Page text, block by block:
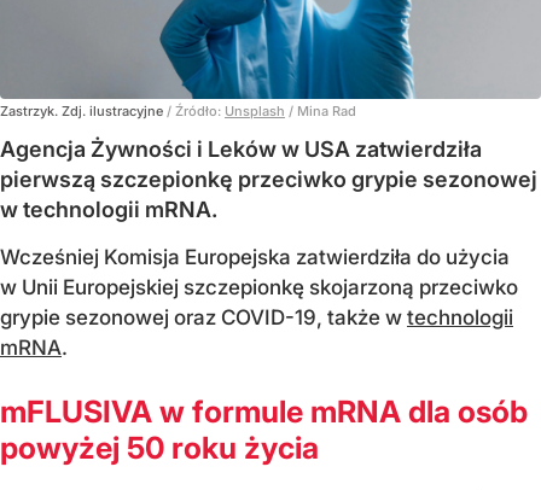
Zastrzyk. Zdj. ilustracyjne / Źródło: Unsplash / Mina Rad
Agencja Żywności i Leków w USA zatwierdziła
pierwszą szczepionkę przeciwko grypie sezonowej
w technologii mRNA.
Wcześniej Komisja Europejska zatwierdziła do użycia
w Unii Europejskiej szczepionkę skojarzoną przeciwko
grypie sezonowej oraz COVID-19, także w technologii
mRNA.
mFLUSIVA w formule mRNA dla osób
powyżej 50 roku życia